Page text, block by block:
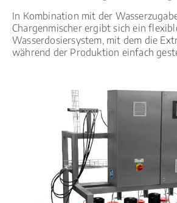
In Kombination mit der
Chargenmischer ergibt sich ein
Wasserdosiersystem, mit dem die
während der Produktion einfach